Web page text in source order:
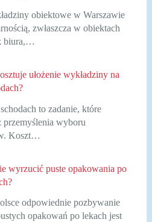
obiektowe w Warszawie
zwłaszcza w obiektach
biura,…
ułożenie wykładziny na
to zadanie, które
przemyślenia wyboru
Koszt…
wyrzucić puste opakowania po
odpowiednie pozbywanie
opakowań po lekach jest